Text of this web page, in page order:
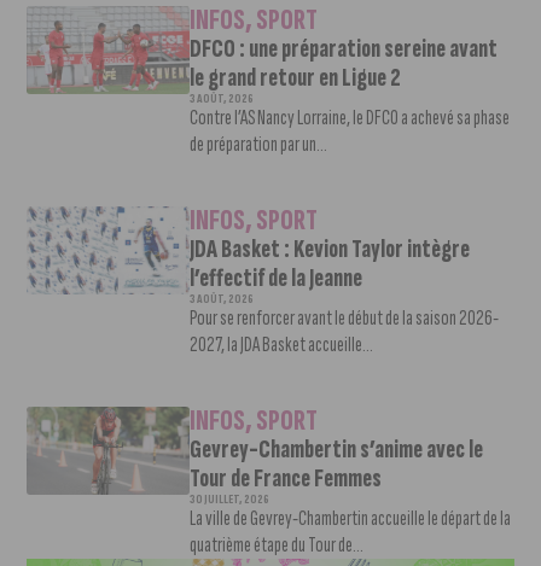
INFOS,SPORT
DFCO : une préparation sereine avant
le grand retour en Ligue 2
3 AOÛT, 2026
Contre l’AS Nancy Lorraine, le DFCO a achevé sa phase
de préparation par un...
INFOS,SPORT
JDA Basket : Kevion Taylor intègre
l’effectif de la Jeanne
3 AOÛT, 2026
Pour se renforcer avant le début de la saison 2026-
2027, la JDA Basket accueille...
INFOS,SPORT
Gevrey-Chambertin s’anime avec le
Tour de France Femmes
30 JUILLET, 2026
La ville de Gevrey-Chambertin accueille le départ de la
quatrième étape du Tour de...